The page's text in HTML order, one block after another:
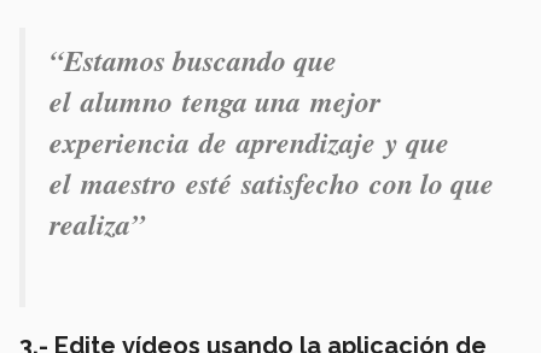
“Estamos buscando que
el alumno tenga una mejor
experiencia de aprendizaje y que
el maestro esté satisfecho con lo que
realiza”
3.- Edite vídeos usando la aplicación de